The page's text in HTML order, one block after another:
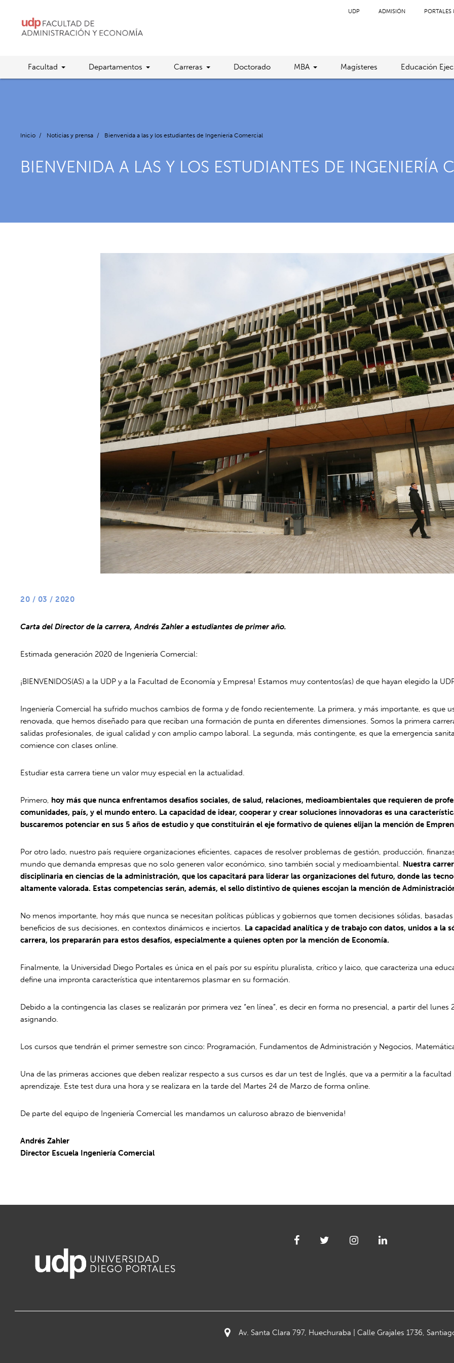
UDP ADMISIÓN PORTALES
Facultad Departamentos Carreras Doctorado MBA Magísteres Educación
Inicio / Noticias y prensa / Bienvenida a las y los estudiantes de Ingeniería Comercial
BIENVENIDA A LAS Y LOS ESTUDIANTES DE INGENIERÍA
20 / 03 / 2020
Carta del Director de la carrera, Andrés Zahler a estudiantes de primer año.
Estimada generación 2020 de Ingeniería Comercial:
¡BIENVENIDOS(AS) a la UDP y a la Facultad de Economía y Empresa! Estamos muy contentos(as) de que hayan elegido la
Ingeniería Comercial ha sufrido muchos cambios de forma y de fondo recientemente. La primera, y más importante, es que
renovada, que hemos diseñado para que reciban una formación de punta en diferentes dimensiones. Somos la primera
salidas profesionales, de igual calidad y con amplio campo laboral. La segunda, más contingente, es que la emergencia
comience con clases online.
Estudiar esta carrera tiene un valor muy especial en la actualidad.
Primero, hoy más que nunca enfrentamos desafíos sociales, de salud, relaciones, medioambientales que requieren de
comunidades, país, y el mundo entero. La capacidad de idear, cooperar y crear soluciones innovadoras es una
buscaremos potenciar en sus 5 años de estudio y que constituirán el eje formativo de quienes elijan la mención de
Por otro lado, nuestro país requiere organizaciones eficientes, capaces de resolver problemas de gestión, producción,
mundo que demanda empresas que no solo generen valor económico, sino también social y medioambiental. Nuestra
disciplinaria en ciencias de la administración, que los capacitará para liderar las organizaciones del futuro, donde las
altamente valorada. Estas competencias serán, además, el sello distintivo de quienes escojan la mención de
No menos importante, hoy más que nunca se necesitan políticas públicas y gobiernos que tomen decisiones sólidas,
beneficios de sus decisiones, en contextos dinámicos e inciertos. La capacidad analítica y de trabajo con datos, unidos a la
carrera, los prepararán para estos desafíos, especialmente a quienes opten por la mención de Economía.
Finalmente, la Universidad Diego Portales es única en el país por su espíritu pluralista, crítico y laico, que caracteriza una
define una impronta característica que intentaremos plasmar en su formación.
Debido a la contingencia las clases se realizarán por primera vez “en línea”, es decir en forma no presencial, a partir del
asignando.
Los cursos que tendrán el primer semestre son cinco: Programación, Fundamentos de Administración y Negocios,
Una de las primeras acciones que deben realizar respecto a sus cursos es dar un test de Inglés, que va a permitir a la
aprendizaje. Este test dura una hora y se realizara en la tarde del Martes 24 de Marzo de forma online.
De parte del equipo de Ingeniería Comercial les mandamos un caluroso abrazo de bienvenida!
Andrés Zahler
Director Escuela Ingeniería Comercial
Av. Santa Clara 797, Huechuraba | Calle Grajales 1736,